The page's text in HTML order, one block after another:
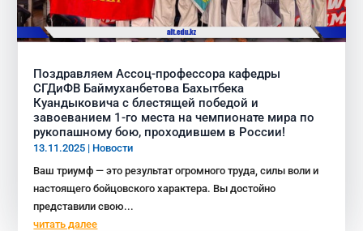
Поздравляем Ассоц-профессора кафедры
СГДиФВ Баймуханбетова Бахытбека
Куандыковича с блестящей победой и
завоеванием 1-го места на чемпионате мира по
рукопашному бою, проходившем в России!
13.11.2025 | Новости
Ваш триумф — это результат огромного труда, силы воли и
настоящего бойцовского характера. Вы достойно
представили свою...
читать далее